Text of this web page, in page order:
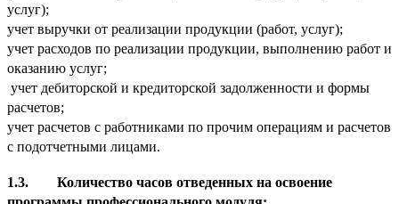
услуг);
учет выручки от реализации продукции (работ, услуг);
учет расходов по реализации продукции, выполнению работ и
оказанию услуг;
учет дебиторской и кредиторской задолженности и формы
расчетов;
учет расчетов с работниками по прочим операциям и расчетов
с подотчетными лицами.
1.3. Количество часов отведенных на освоение